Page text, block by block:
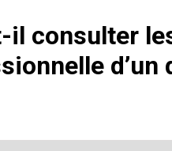
il consulter
d’un